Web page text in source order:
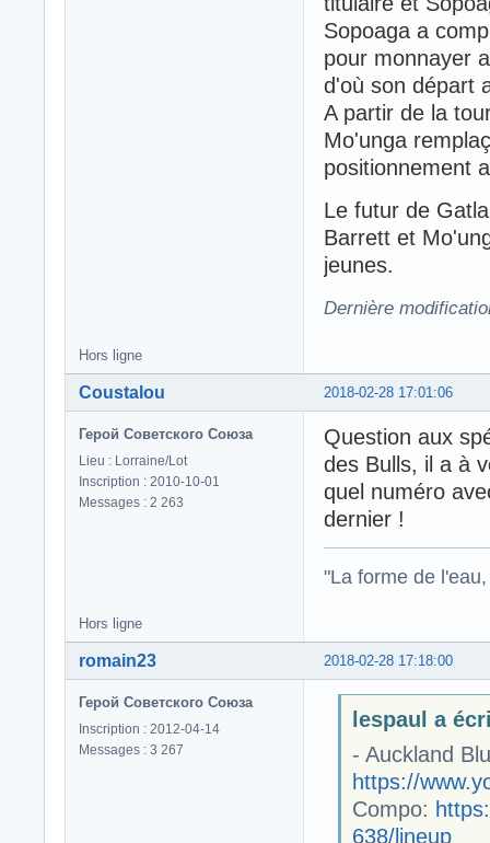
Sopoaga a
pour monnayer
d'où son départ
A partir de la
Mo'unga
positionnement
Le futur de
Barrett et
jeunes.
Dernière
Hors ligne
2018-02-28 17:01:06
Coustalou
Герой Советского Союза
Lieu : Lorraine/Lot
Inscription : 2010-10-01
Messages : 2 263
Question aux
des Bulls, il a à
quel numéro
dernier !
"La forme de
Hors ligne
2018-02-28 17:18:00
romain23
Герой Советского Союза
Inscription : 2012-04-14
Messages : 3 267
lespaul a
- Auckland
https://
Compo:
638/lineup